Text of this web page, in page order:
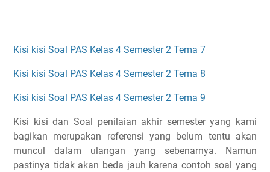
Kisi kisi Soal PAS Kelas 4 Semester 2 Tema 7
Kisi kisi Soal PAS Kelas 4 Semester 2 Tema 8
Kisi kisi Soal PAS Kelas 4 Semester 2 Tema 9
Kisi kisi dan Soal penilaian akhir semester yang kami
bagikan merupakan referensi yang belum tentu akan
muncul dalam ulangan yang sebenarnya. Namun
pastinya tidak akan beda jauh karena contoh soal yang